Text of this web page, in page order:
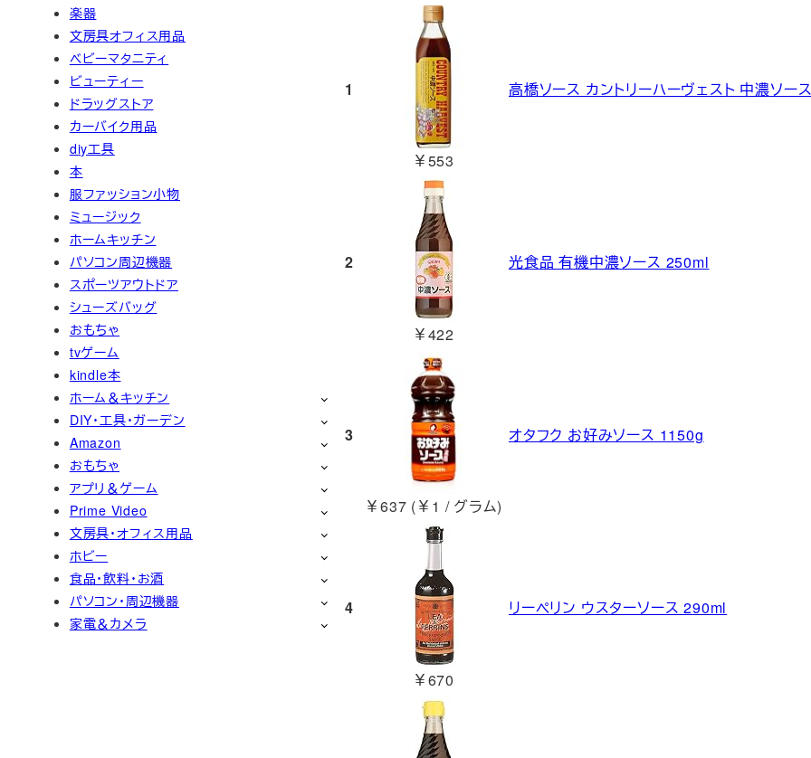
1
￥553
高橋ソース カントリーハーヴェスト 中濃ソー
2
￥422
光食品 有機中濃ソース 250ml
3
￥637 (￥1 / グラム)
オタフク お好みソース 1150g
4
￥670
リーペリン ウスターソース 290ml
楽器
文房具オフィス用品
ベビーマタニティ
ビューティー
ドラッグストア
カーバイク用品
diy工具
本
服ファッション小物
ミュージック
ホームキッチン
パソコン周辺機器
スポーツアウトドア
シューズバッグ
おもちゃ
tvゲーム
kindle本
ホーム＆キッチン
DIY・工具・ガーデン
Amazon
おもちゃ
アプリ＆ゲーム
Prime Video
文房具・オフィス用品
ホビー
食品・飲料・お酒
パソコン・周辺機器
家電＆カメラ